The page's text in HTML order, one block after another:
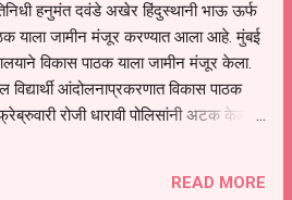
आपल्या मुलीचे लग्न बापाने किती
केले यावर बापाची पत ठरवली जायची, आता
आहे. असा अमाप आणि निरुपयोगी खर्च
आज ...
हनुमंत दवंडे अखेर हिंदुस्थानी भाऊ ऊर्फ
याला जामीन मंजूर करण्यात आला आहे. मुंबई
विकास पाठक याला जामीन मंजूर केला.
विद्यार्थी आंदोलनाप्रकरणात विकास पाठक
रोजी धारावी पोलिसांनी अटक केली
पोलीस कोठडीत पुन्हा एक दिवसांची वाढ
READ MORE